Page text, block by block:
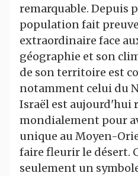
remarquable. Depuis
population fait
extraordinaire face
géographie et son
de son territoire est
notamment celui du
Israël est aujourd'hui
mondialement pour
unique au Moyen-
faire fleurir le désert.
seulement un